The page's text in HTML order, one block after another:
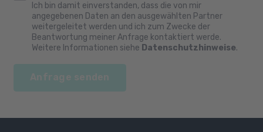
Ich bin damit einverstanden, dass die von mir
angegebenen Daten an den ausgewählten Partner
weitergeleitet werden und ich zum Zwecke der
Beantwortung meiner Anfrage kontaktiert werde.
Weitere Informationen siehe Datenschutzhinweise.